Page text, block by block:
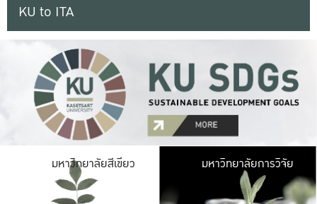
KU to ITA
มหาวิทยาลัยสีเขียว มหาวิ
มีพื้นที่เขียวสดใส
มหาวิทยาลัยการวิจัย